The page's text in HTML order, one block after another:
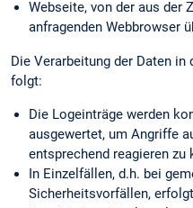
Webseite, von der aus der
anfragenden Webbrowser
Die Verarbeitung der Daten
folgt:
Die Logeinträge werden
ausgewertet, um Angriffe
entsprechend reagieren zu
In Einzelfällen, d.h. bei
Sicherheits­vorfällen,